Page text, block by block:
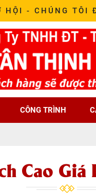
HỘI - CHÚNG TÔI
CÔNG TRÌNH
Cao Giá